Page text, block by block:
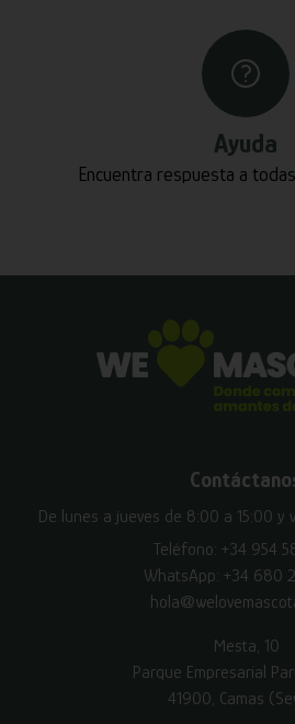
Ayuda
Encuentra respuesta a
De lunes a jueves de 8:00 a 15:00 y
Teléfono: +34 954
WhatsApp: +34 680
Mesta, 10
Parque Empresarial
41900, Camas